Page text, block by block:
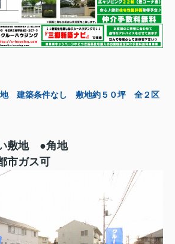
建築条件なし 敷地約５０坪 全２区
敷地 ●角地
市ガス可